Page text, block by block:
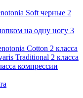
Soft черные 2
на одну ногу 3
Cotton 2 класса
Traditional 2 класса
компрессии